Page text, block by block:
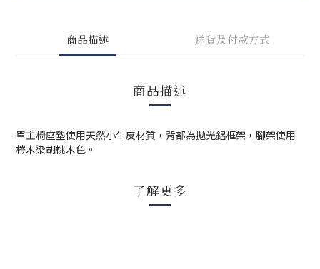
商品描述 送貨及付款方式
商品描述
單主椅座墊使用天然小牛皮材質，背部為拋光鋁框架，腳架使用
梣木染胡桃木色。
了解更多